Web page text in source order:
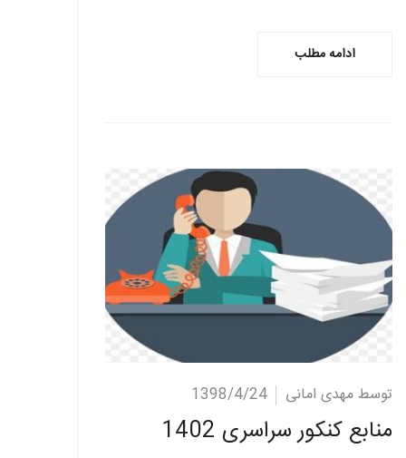
ادامه مطلب
ادامه مطلب توسط مهدی امانی 1398/4/24
منابع کنکور سراسری 1402